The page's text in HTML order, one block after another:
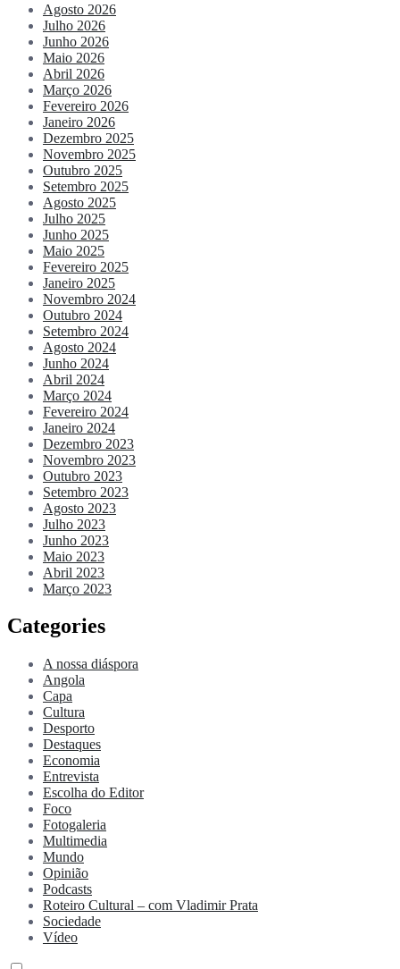
Agosto 2026
Julho 2026
Junho 2026
Maio 2026
Abril 2026
Março 2026
Fevereiro 2026
Janeiro 2026
Dezembro 2025
Novembro 2025
Outubro 2025
Setembro 2025
Agosto 2025
Julho 2025
Junho 2025
Maio 2025
Fevereiro 2025
Janeiro 2025
Novembro 2024
Outubro 2024
Setembro 2024
Agosto 2024
Junho 2024
Abril 2024
Março 2024
Fevereiro 2024
Janeiro 2024
Dezembro 2023
Novembro 2023
Outubro 2023
Setembro 2023
Agosto 2023
Julho 2023
Junho 2023
Maio 2023
Abril 2023
Março 2023
Categories
A nossa diáspora
Angola
Capa
Cultura
Desporto
Destaques
Economia
Entrevista
Escolha do Editor
Foco
Fotogaleria
Multimedia
Mundo
Opinião
Podcasts
Roteiro Cultural – com Vladimir Prata
Sociedade
Vídeo